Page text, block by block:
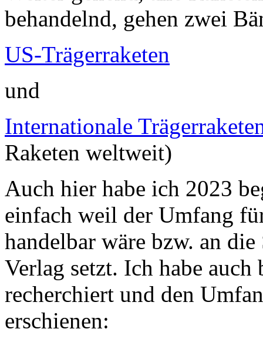
behandelnd, gehen zwei
US-Trägerraketen
und
Internationale
Raketen weltweit)
Auch hier habe ich 2023
einfach weil der Umfang
handelbar wäre bzw. an
Verlag setzt. Ich habe
recherchiert und den
erschienen: